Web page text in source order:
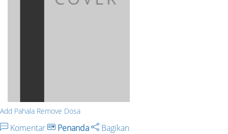
Add Pahala Remove Dosa
Komentar Penanda Bagikan